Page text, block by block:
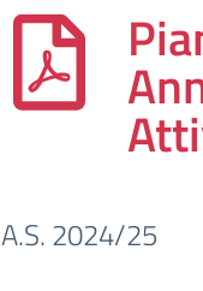
A.S. 2024/25